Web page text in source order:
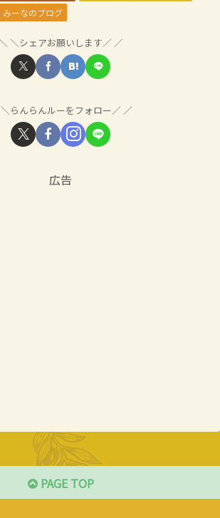
みーなのブログ
＼シェアお願いします／
＼らんらんルーをフォロー／
広告
PAGE TOP